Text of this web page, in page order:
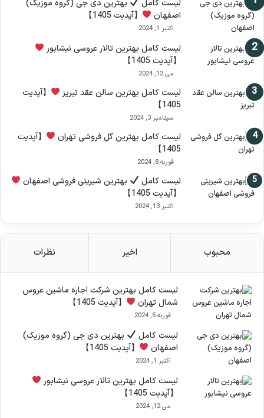
لیست کامل
بهترین دی جی (گروه موزیک)
اصفهان
【آپدیت 1405】
اکتبر 1, 2024
لیست کامل بهترین تالار عروسی نیشابور
【آپدیت 1405】
می 12, 2024
لیست کامل بهترین سالن عقد تبریز
【آپدیت
1405】
سپتامبر 3, 2024
لیست کامل بهترین گل فروشی تهران
【آپدیت
1405】
فوریه 8, 2024
لیست کامل
بهترین شیرینی فروشی اصفهان
【آپدیت 1405】
اکتبر 13, 2024
محبوب اخیر نظرات
لیست کامل بهترین شرکت اجاره ماشین عروس
شمال تهران
【آپدیت 1405】
فوریه 5, 2024
لیست کامل
بهترین دی جی (گروه موزیک)
اصفهان
【آپدیت 1405】
اکتبر 1, 2024
لیست کامل بهترین تالار عروسی نیشابور
【آپدیت 1405】
می 12, 2024